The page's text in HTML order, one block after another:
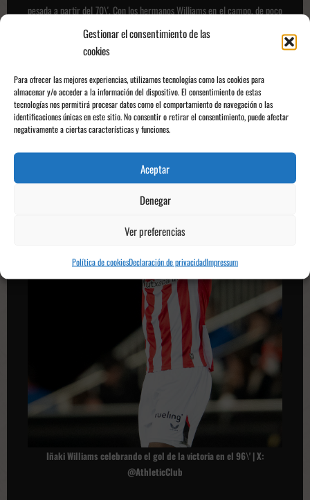
Gestionar el consentimiento de las
cookies
Para ofrecer las mejores experiencias, utilizamos tecnologías como las cookies para
almacenar y/o acceder a la información del dispositivo. El consentimiento de estas
tecnologías nos permitirá procesar datos como el comportamiento de navegación o las
identificaciones únicas en este sitio. No consentir o retirar el consentimiento, puede afectar
negativamente a ciertas características y funciones.
Aceptar
Denegar
Ver preferencias
Política de cookiesDeclaración de privacidadImpressum
pesada a partir del 70\'. Con los hermanos Williams en el campo, de poco
serviría el apoyo de la afición a su equipo. En el 96\' Nico puso un balón a
la cabeza de su hermano, quien lo remataría para sentenciar la
eliminatoria y mandar al Valencia a casa. Esto cayó como un jarro de
agua fría para la afición ché, que tenía muchas esperanzas puestas en la
Copa del Rey. Los athleticzales se clasificaban por cuarta temporada
consecutiva a unas semifinales de la Copa del Rey.
Iñaki Williams celebrando el gol de la victoria en el 96\' | X:
@AthleticClub